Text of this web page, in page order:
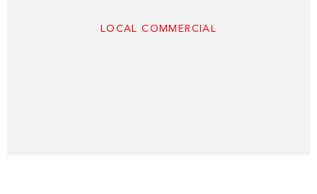
LOCAL COMMERCIAL